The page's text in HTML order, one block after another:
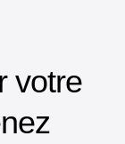
votre